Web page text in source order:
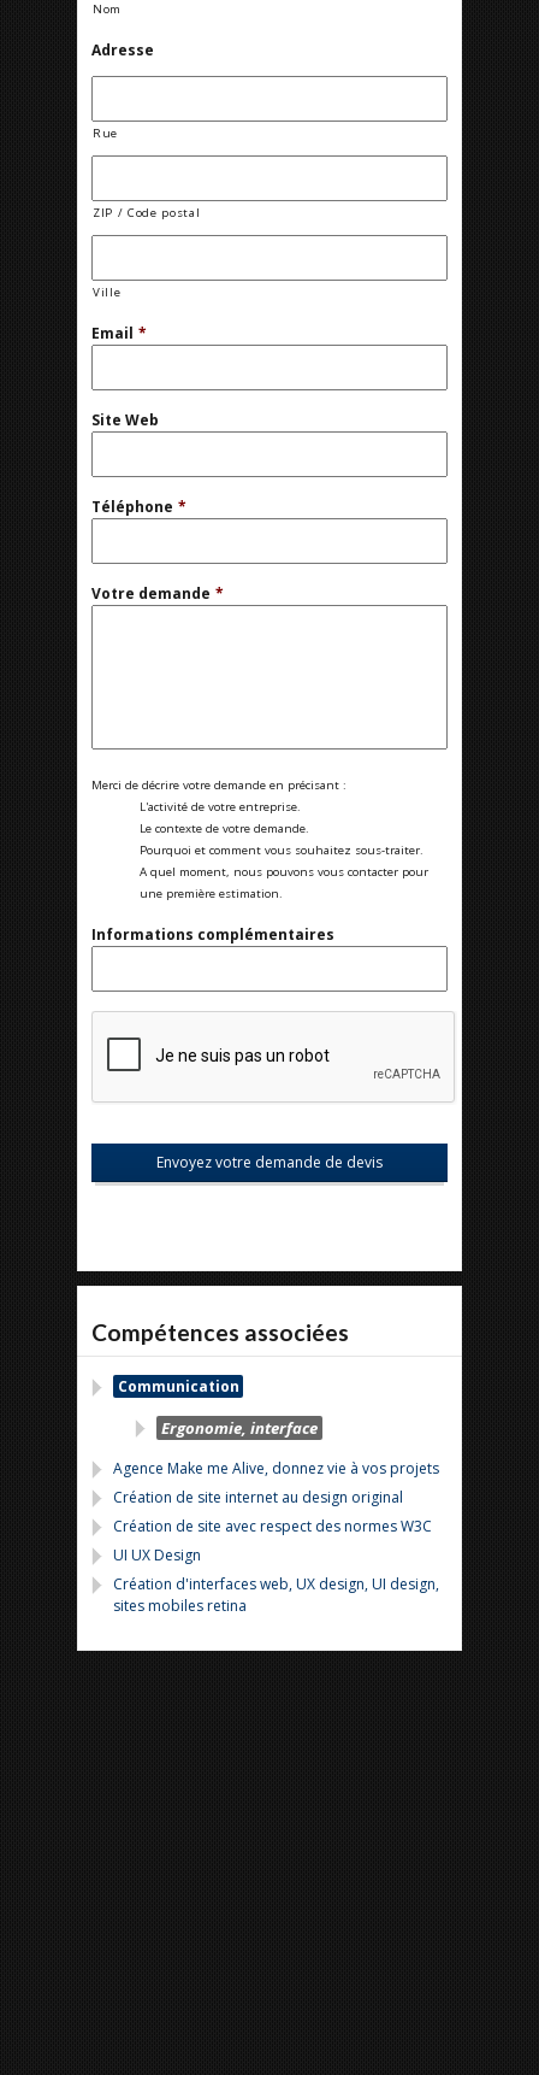
Nom
Adresse
Rue
ZIP / Code postal
Ville
Email *
Site Web
Téléphone *
Votre demande *
Merci de décrire votre demande en précisant :
L'activité de votre entreprise.
Le contexte de votre demande.
Pourquoi et comment vous souhaitez sous-traiter.
A quel moment, nous pouvons vous contacter pour
une première estimation.
Informations complémentaires
Compétences associées
Communication
Ergonomie, interface
Agence Make me Alive, donnez vie à vos projets
Création de site internet au design original
Création de site avec respect des normes W3C
UI UX Design
Création d'interfaces web, UX design, UI design,
sites mobiles retina